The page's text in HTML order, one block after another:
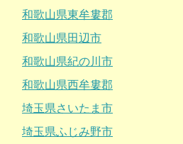
和歌山県東牟婁郡
和歌山県田辺市
和歌山県紀の川市
和歌山県西牟婁郡
埼玉県さいたま市
埼玉県ふじみ野市